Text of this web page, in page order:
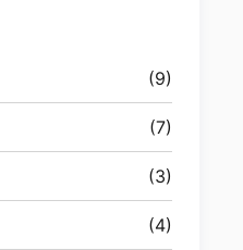
(9)
(7)
(3)
(4)